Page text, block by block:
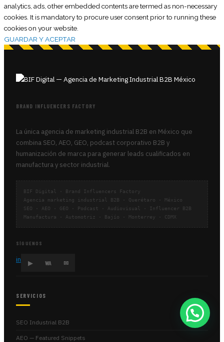
analytics, ads, other embedded contents are termed as non-necessary
cookies. It is mandatory to procure user consent prior to running these
cookies on your website.
GUARDAR Y ACEPTAR
BRAND INFLUENCERS FACTORY
La única agencia de marketing industrial B2B en México que
combina SEO, AEO, GEO, podcast corporativo B2B y
humanización de marca para generar leads cualificados en
manufactura y sector industrial.
BIF Digital · Brand Influencers Factory
Agencia marketing industrial B2B · Querétaro · México
SEO · AEO · GEO · Podcast · Audiovisual · Influencer B2B
Manufactura · Automotriz · Bajío · Monterrey · CDMX
SÍGUENOS
in ▶ WA ✉
SERVICIOS
SEO Industrial B2B
AEO — Featured Snippets